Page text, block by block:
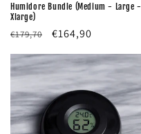
Humidore Bundle (Medium - Large -
Xlarge)
Normaler
€179,70 Verkaufspreis
€164,90